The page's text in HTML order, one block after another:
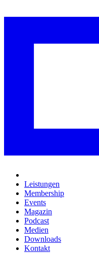
Leistungen
Membership
Events
Magazin
Podcast
Medien
Downloads
Kontakt